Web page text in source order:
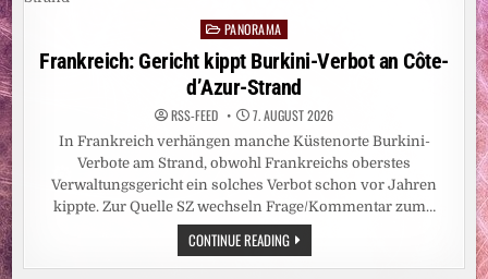
Posted
in
PANORAMA
Frankreich: Gericht kippt Burkini-Verbot an Côte-
d’Azur-Strand
RSS-FEED 7. AUGUST 2026
In Frankreich verhängen manche Küstenorte Burkini-
Verbote am Strand, obwohl Frankreichs oberstes
Verwaltungsgericht ein solches Verbot schon vor Jahren
kippte. Zur Quelle SZ wechseln Frage/Kommentar zum…
CONTINUE READINGFRANKREICH:
GERICHT
KIPPT